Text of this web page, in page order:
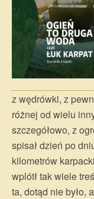
z wędrówki, z
różnej od wielu
szczegółowo, z
spisał dzień po
kilometrów
wplótł tak wiele
ta, dotąd nie było,